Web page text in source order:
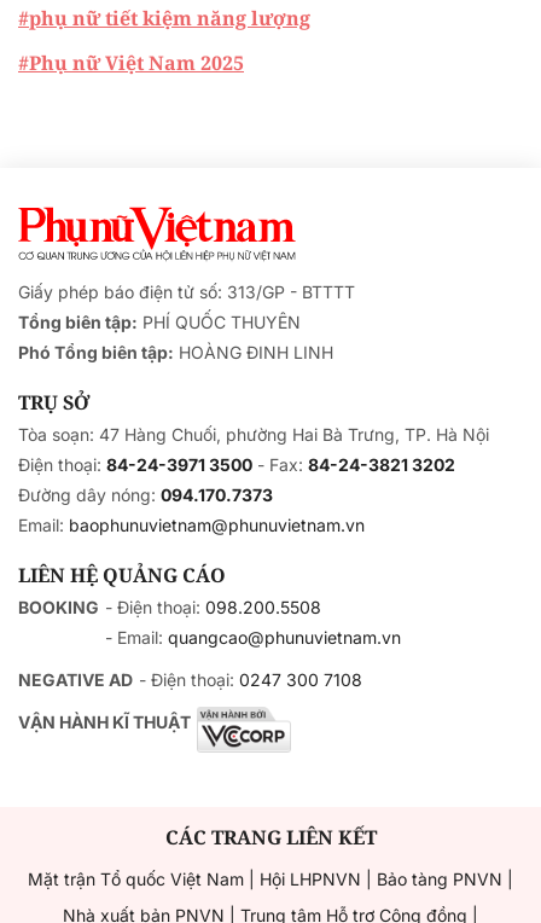
#phụ nữ tiết kiệm năng lượng
#Phụ nữ Việt Nam 2025
Giấy phép báo điện tử số: 313/GP - BTTTT
Tổng biên tập: PHÍ QUỐC THUYÊN
Phó Tổng biên tập: HOÀNG ĐINH LINH
TRỤ SỞ
Tòa soạn: 47 Hàng Chuối, phường Hai Bà Trưng, TP. Hà Nội
Điện thoại: 84-24-3971 3500 - Fax: 84-24-3821 3202
Đường dây nóng: 094.170.7373
Email: baophunuvietnam@phunuvietnam.vn
LIÊN HỆ QUẢNG CÁO
BOOKING - Điện thoại: 098.200.5508
- Email: quangcao@phunuvietnam.vn
NEGATIVE AD - Điện thoại: 0247 300 7108
VẬN HÀNH KĨ THUẬT
CÁC TRANG LIÊN KẾT
Mặt trận Tổ quốc Việt Nam Hội LHPNVN Bảo tàng PNVN
Nhà xuất bản PNVN
Trung tâm Hỗ trợ Cộng đồng